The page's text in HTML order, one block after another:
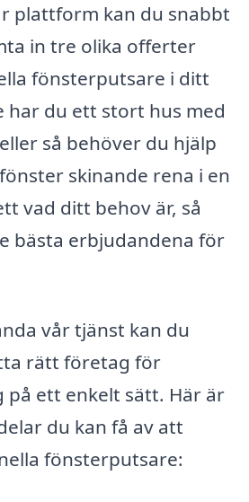
plattform kan du snabbt
in tre olika offerter
fönsterputsare i ditt
har du ett stort hus med
så behöver du hjälp
skinande rena i en
vad ditt behov är, så
bästa erbjudandena för
vår tjänst kan du
rätt företag för
ett enkelt sätt. Här är
du kan få av att
fönsterputsare: